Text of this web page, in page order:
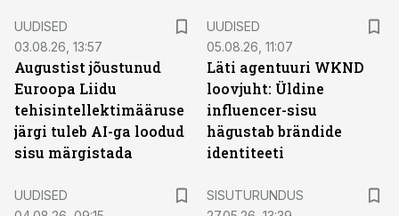
UUDISED
03.08.26, 13:57
Augustist jõustunud
Euroopa Liidu
tehisintellektimääruse
järgi tuleb AI-ga loodud
sisu märgistada
UUDISED
05.08.26, 11:07
Läti agentuuri WKND
loovjuht: Üldine
influencer-sisu
hägustab brändide
identiteeti
UUDISED
SISUTURUNDUS